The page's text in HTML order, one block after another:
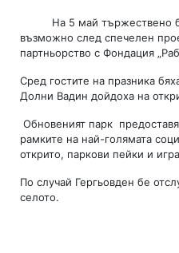
На 5 май тържествено бе
възможно след спечелен
партньорство с Фондация
Сред гостите на празника
Долни Вадин дойдоха на
Обновеният парк
рамките на най-голямата
открито, паркови пейки и
По случай Гергьовден бе
селото.